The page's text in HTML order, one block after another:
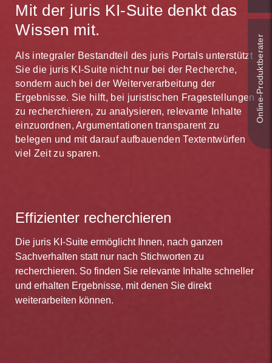
Mit der juris KI-Suite denkt das
Wissen mit.
Als integraler Bestandteil des juris Portals unterstützt
Sie die juris KI-Suite nicht nur bei der Recherche,
sondern auch bei der Weiterverarbeitung der
Ergebnisse. Sie hilft, bei juristischen Fragestellungen
zu recherchieren, zu analysieren, relevante Inhalte
einzuordnen, Argumentationen transparent zu
belegen und mit darauf aufbauenden Textentwürfen
viel Zeit zu sparen.
Effizienter recherchieren
Die juris KI-Suite ermöglicht Ihnen, nach ganzen
Sachverhalten statt nur nach Stichworten zu
recherchieren. So finden Sie relevante Inhalte schneller
und erhalten Ergebnisse, mit denen Sie direkt
weiterarbeiten können.
Online-Produkt­berater